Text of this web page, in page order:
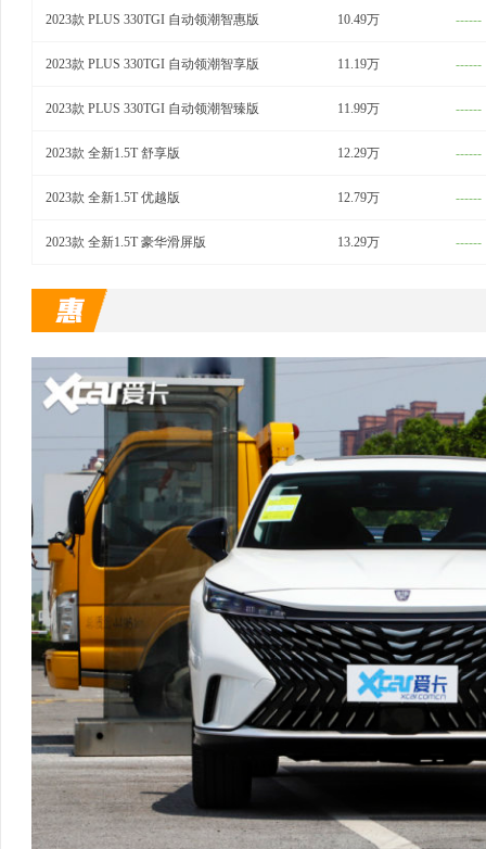
2023款 PLUS 330TGI 自动领潮智惠版 10.49万 ------
2023款 PLUS 330TGI 自动领潮智享版 11.19万 ------
2023款 PLUS 330TGI 自动领潮智臻版 11.99万 ------
2023款 全新1.5T 舒享版 12.29万 ------
2023款 全新1.5T 优越版 12.79万 ------
2023款 全新1.5T 豪华滑屏版 13.29万 ------